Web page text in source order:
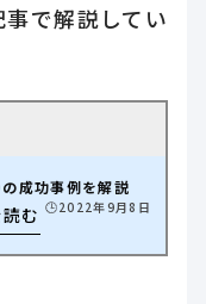
で解説してい
成功事例を解説
🕒️2022年9月8日